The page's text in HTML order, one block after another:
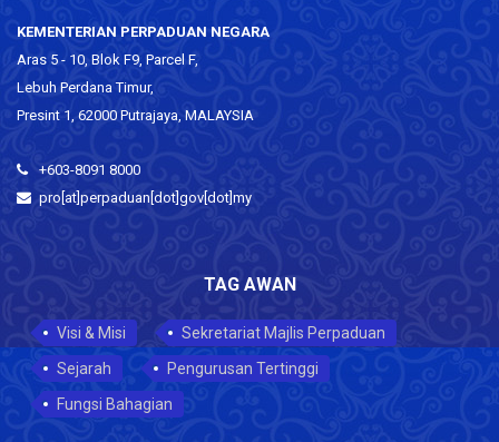
KEMENTERIAN PERPADUAN NEGARA
Aras 5 - 10, Blok F9, Parcel F,
Lebuh Perdana Timur,
Presint 1, 62000 Putrajaya, MALAYSIA
+603-8091 8000
pro[at]perpaduan[dot]gov[dot]my
TAG AWAN
Visi & Misi
Sekretariat Majlis Perpaduan
Sejarah
Pengurusan Tertinggi
Fungsi Bahagian